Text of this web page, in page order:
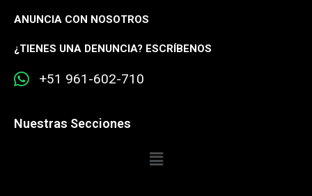
ANUNCIA CON NOSOTROS
¿TIENES UNA DENUNCIA? ESCRÍBENOS
+51 961-602-710
Nuestras Secciones